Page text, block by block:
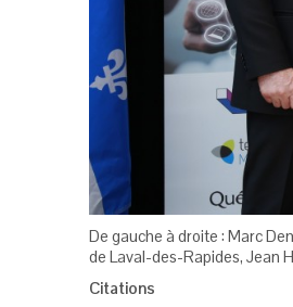
De gauche à droite : Marc
de Laval-des-Rapides, Jean
Citations